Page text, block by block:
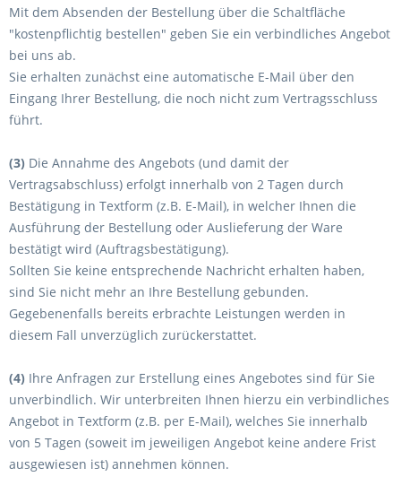
Mit dem Absenden der Bestellung über die Schaltfläche
"kostenpflichtig bestellen" geben Sie ein verbindliches Angebot
bei uns ab.
Sie erhalten zunächst eine automatische E-Mail über den
Eingang Ihrer Bestellung, die noch nicht zum Vertragsschluss
führt.
(3) Die Annahme des Angebots (und damit der
Vertragsabschluss) erfolgt innerhalb von 2 Tagen durch
Bestätigung in Textform (z.B. E-Mail), in welcher Ihnen die
Ausführung der Bestellung oder Auslieferung der Ware
bestätigt wird (Auftragsbestätigung).
Sollten Sie keine entsprechende Nachricht erhalten haben,
sind Sie nicht mehr an Ihre Bestellung gebunden.
Gegebenenfalls bereits erbrachte Leistungen werden in
diesem Fall unverzüglich zurückerstattet.
(4) Ihre Anfragen zur Erstellung eines Angebotes sind für Sie
unverbindlich. Wir unterbreiten Ihnen hierzu ein verbindliches
Angebot in Textform (z.B. per E-Mail), welches Sie innerhalb
von 5 Tagen (soweit im jeweiligen Angebot keine andere Frist
ausgewiesen ist) annehmen können.